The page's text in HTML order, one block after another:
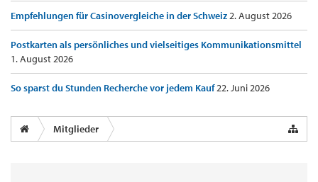
Empfehlungen für Casinovergleiche in der Schweiz2. August 2026
Postkarten als persönliches und vielseitiges Kommunikationsmittel
1. August 2026
So sparst du Stunden Recherche vor jedem Kauf22. Juni 2026
Mitglieder